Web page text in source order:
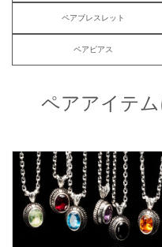
ペアブレスレット
ペアピアス
ペアアイテ